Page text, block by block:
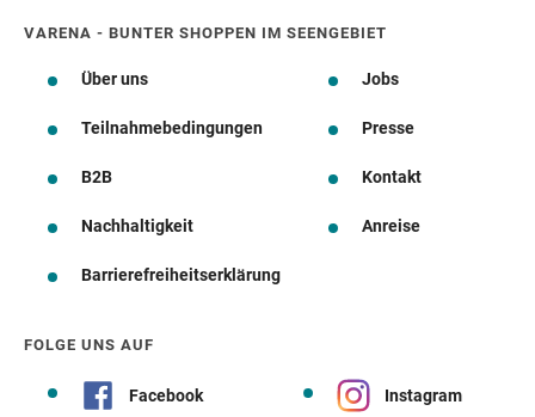
VARENA - BUNTER SHOPPEN IM SEENGEBIET
Über uns Jobs
Teilnahmebedingungen Presse
B2B Kontakt
Nachhaltigkeit Anreise
Barrierefreiheitserklärung
FOLGE UNS AUF
Facebook Instagram